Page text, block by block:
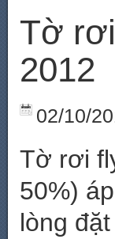
Tờ
2012
02/10/
Tờ rơi
50%)
lòng